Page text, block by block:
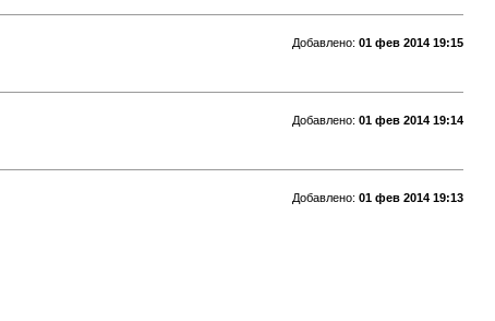
Добавлено: 01 фев 2014 19:15
Добавлено: 01 фев 2014 19:14
Добавлено: 01 фев 2014 19:13